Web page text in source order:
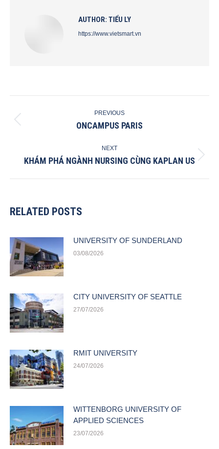
AUTHOR: TIỂU LY
https://www.vietsmart.vn
NAVIGATION
PREVIOUS
Previous
ONCAMPUS PARIS
NEXT
Next
KHÁM PHÁ NGÀNH NURSING CÙNG KAPLAN US
RELATED POSTS
UNIVERSITY OF SUNDERLAND
03/08/2026
CITY UNIVERSITY OF SEATTLE
27/07/2026
RMIT UNIVERSITY
24/07/2026
WITTENBORG UNIVERSITY OF
APPLIED SCIENCES
23/07/2026